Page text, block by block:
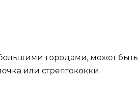
городами, может быть
или стрептококки.